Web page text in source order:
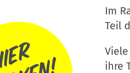
Im
Teil
ihre